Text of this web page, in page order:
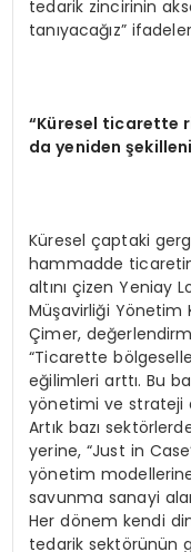
tedarik zincirinin
tanıyacağız”
“Küresel ticarette
da yeniden
Küresel çaptaki
hammadde
altını çizen Yeniay
Müşavirliği Yönetim
Çimer,
“Ticarette
eğilimleri arttı. Bu
yönetimi ve strateji
Artık bazı
yerine, “Just in
yönetim
savunma sanayi
Her dönem kendi
tedarik sektörünün